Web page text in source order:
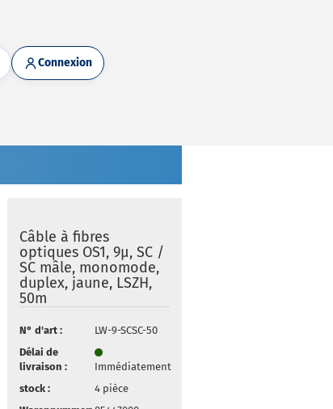
Connexion
Câble à fibres
optiques OS1, 9µ, SC /
SC mâle, monomode,
duplex, jaune, LSZH,
50m
N° d'art :
LW-9-SCSC-50
Délai de
livraison :
Immédiatement
stock :
4 pièce